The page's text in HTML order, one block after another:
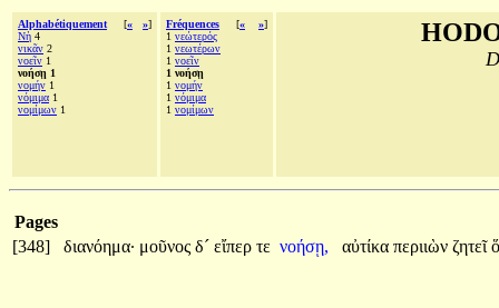
Alphabétiquement [« »]
Νὴ 4
νικᾶν 2
νοεῖν 1
νοήσῃ 1
νομήν 1
νόμιμα 1
νομίμων 1
Fréquences [« »]
1 νεώτερός
1 νεωτέρων
1 νοεῖν
1 νοήσῃ
1 νομήν
1 νόμιμα
1 νομίμων
Pages
[348]
διανόημα· μοῦνος δ´ εἴπερ τε νοήσῃ, αὐτίκα περιιὼν ζητεῖ